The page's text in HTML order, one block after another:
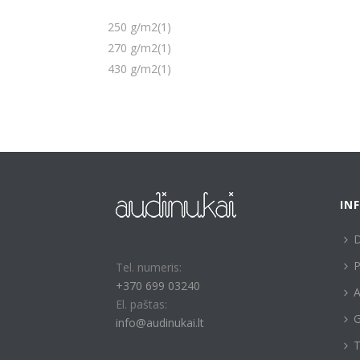
250 g/m2(1)
270 g/m2(1)
430 g/m2(1)
Tel. numeris:
+370 699 03240
El. paštas:
info@audinukai.lt